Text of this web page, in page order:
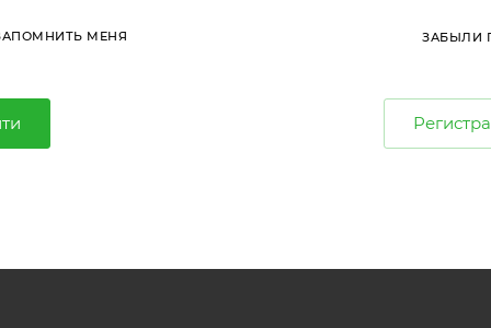
МЕНЯ ЗАБЫЛИ